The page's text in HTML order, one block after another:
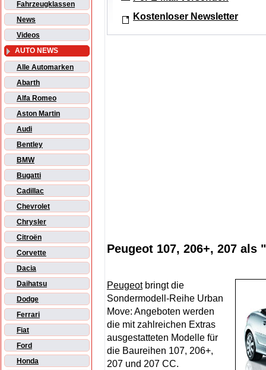
Fahrzeugklassen
News
Videos
AUTO NEWS
Alle Automarken
Abarth
Alfa Romeo
Aston Martin
Audi
Bentley
BMW
Bugatti
Cadillac
Chevrolet
Chrysler
Citroën
Corvette
Dacia
Daihatsu
Dodge
Ferrari
Fiat
Ford
Honda
Kostenloser Newsletter
Peugeot 107, 206+, 207
Peugeotbringt die
Sondermodell-Reihe Urban
Move: Angeboten werden
die mit zahlreichen Extras
ausgestatteten Modelle für
die Baureihen 107, 206+,
207 und 207 CC.